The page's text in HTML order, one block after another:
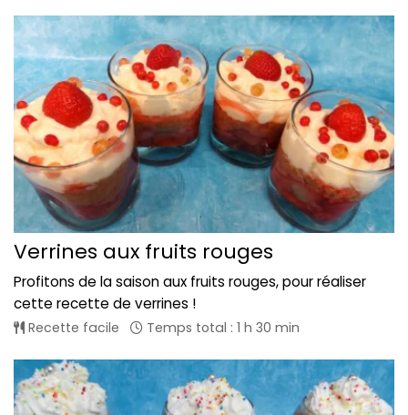
Verrines aux fruits rouges
Profitons de la saison aux fruits rouges, pour réaliser
cette recette de verrines !
Recette facile Temps total : 1 h 30 min